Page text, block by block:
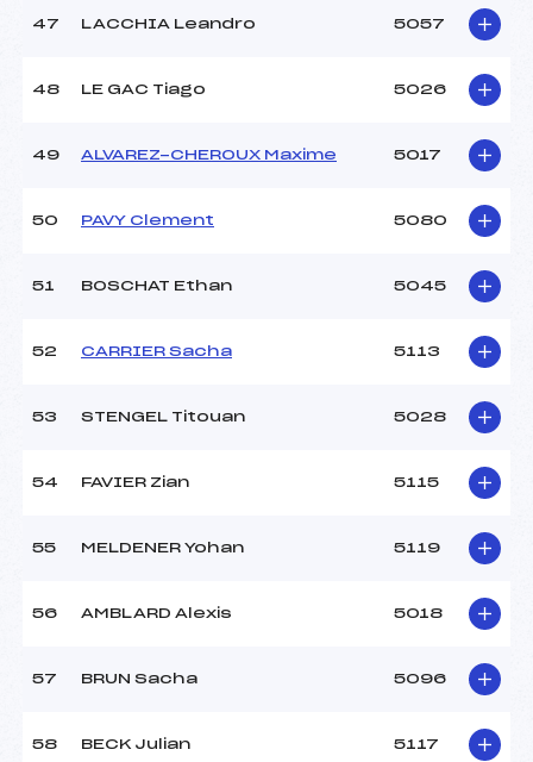
47 LACCHIA Leandro 5057
48 LE GAC Tiago 5026
49 ALVAREZ-CHEROUX Maxime 5017
50 PAVY Clement 5080
51 BOSCHAT Ethan 5045
52 CARRIER Sacha 5113
53 STENGEL Titouan 5028
54 FAVIER Zian 5115
55 MELDENER Yohan 5119
56 AMBLARD Alexis 5018
57 BRUN Sacha 5096
58 BECK Julian 5117